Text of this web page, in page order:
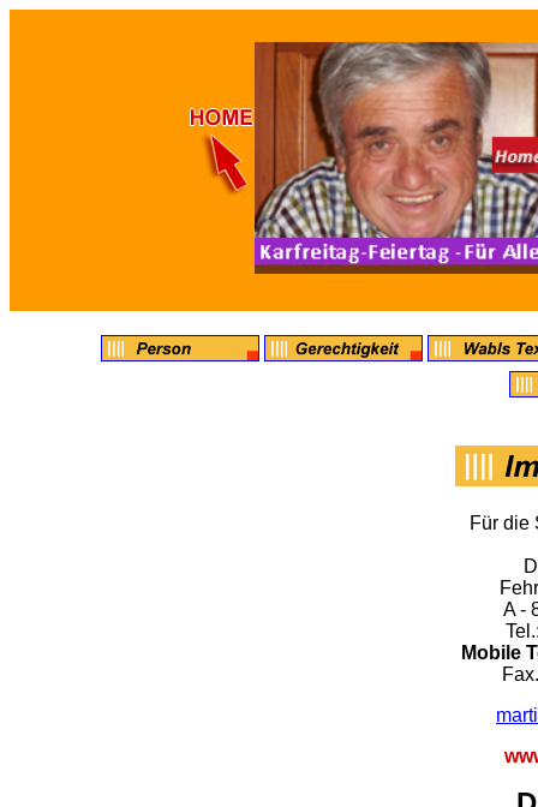
Für die
A -
Mobile